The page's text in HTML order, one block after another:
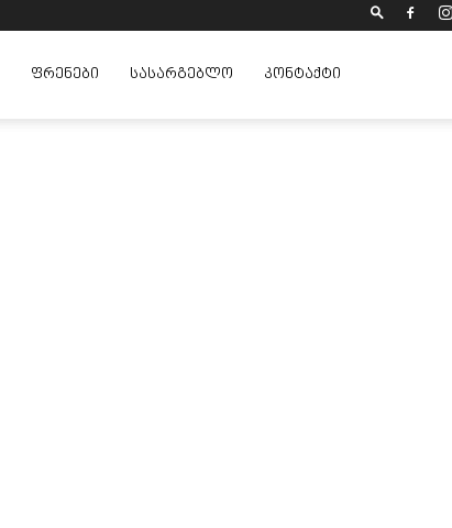
ᲤᲠᲔᲜᲔᲑᲘ ᲡᲐᲡᲐᲠᲒᲔᲑᲚᲝ ᲙᲝᲜᲢᲐᲥᲢᲘ